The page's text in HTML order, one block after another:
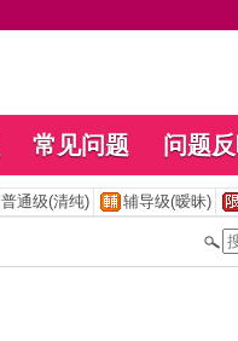
常见问题 问题
普通级(清纯) 辅导级(暧昧)